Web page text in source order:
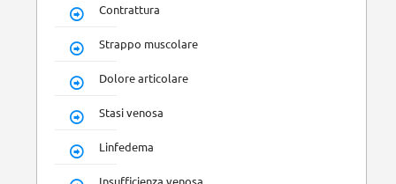
Contrattura
Strappo muscolare
Dolore articolare
Stasi venosa
Linfedema
Insufficienza venosa